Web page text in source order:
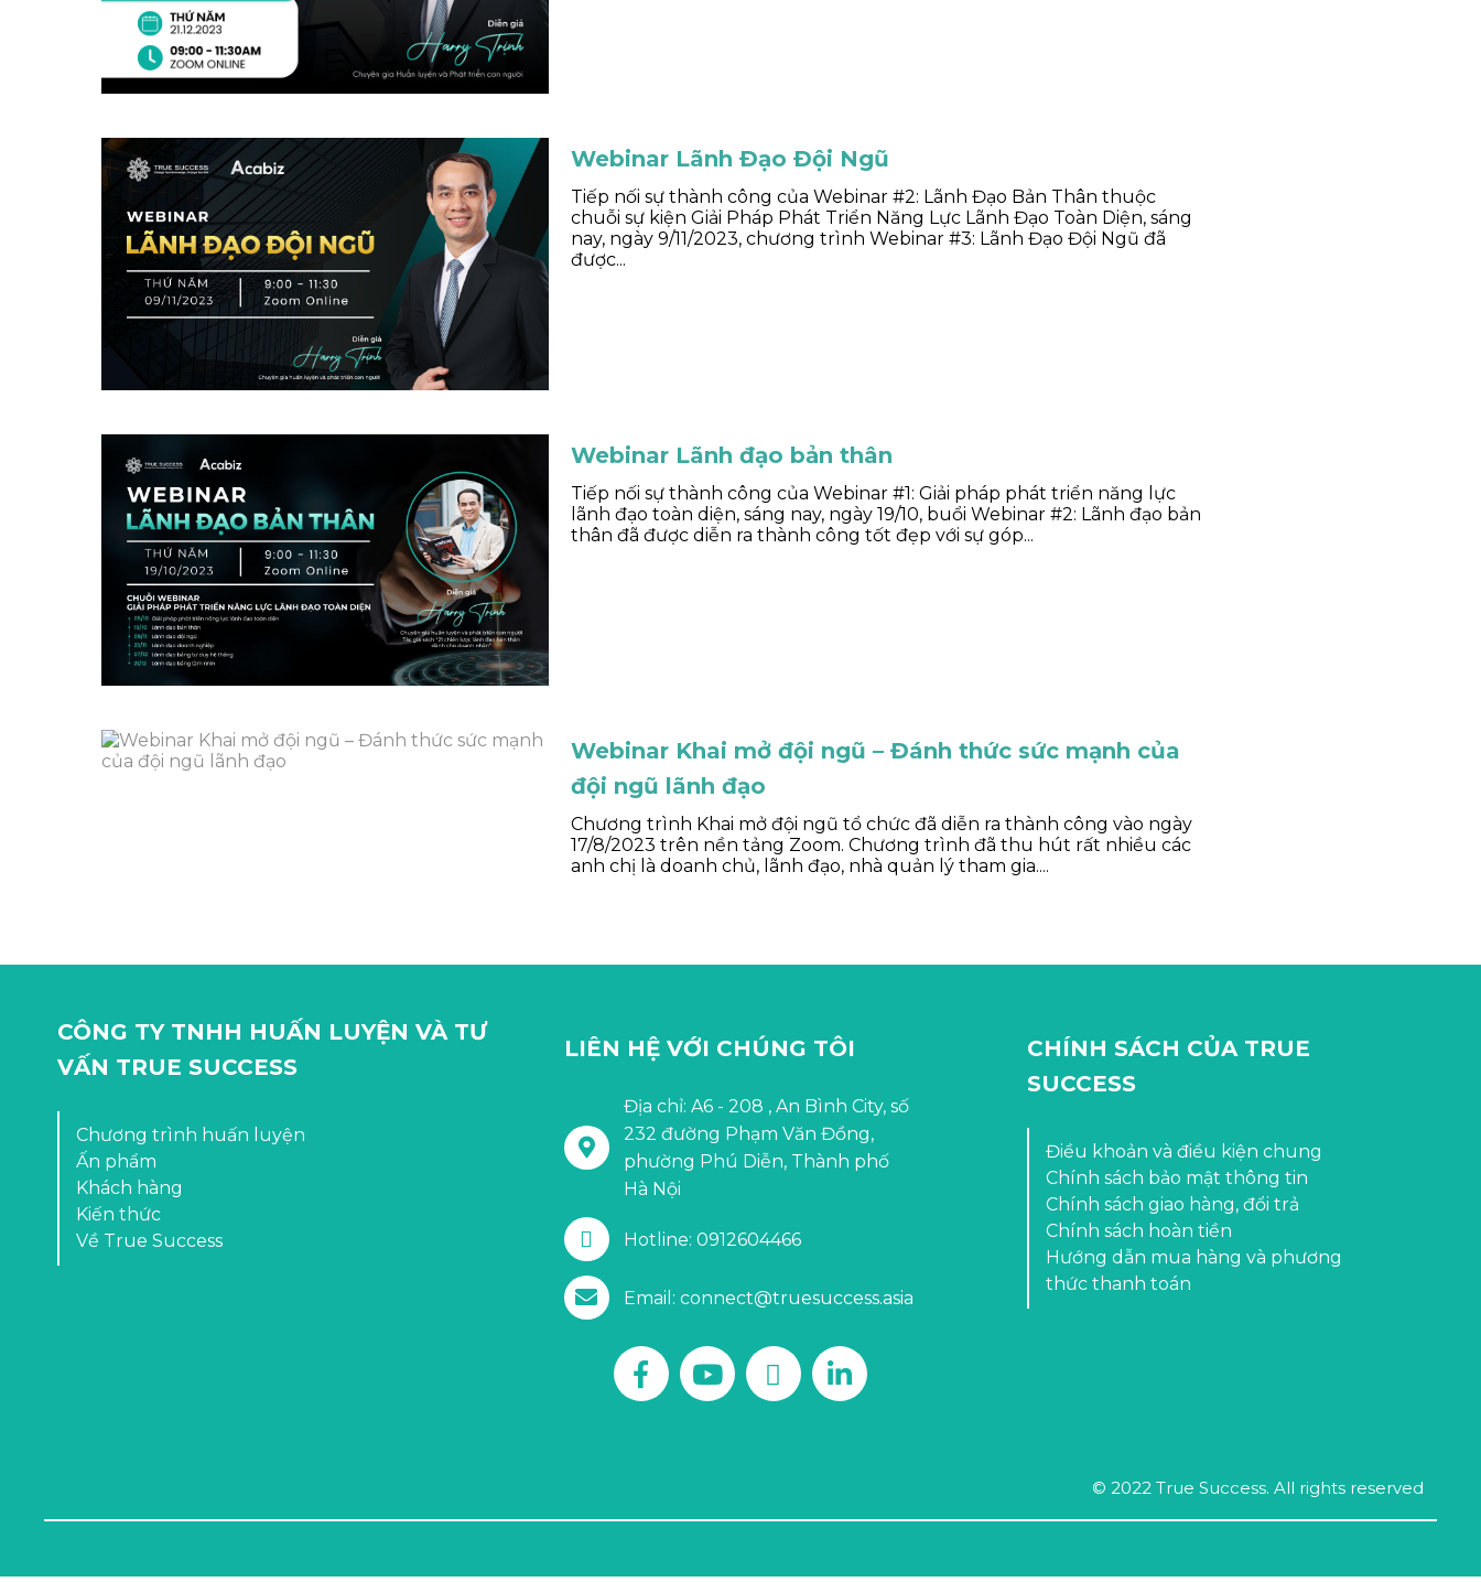
Webinar Lãnh Đạo Đội Ngũ
Tiếp nối sự thành công của Webinar #2: Lãnh Đạo Bản Thân thuộc
chuỗi sự kiện Giải Pháp Phát Triển Năng Lực Lãnh Đạo Toàn Diện, sáng
nay, ngày 9/11/2023, chương trình Webinar #3: Lãnh Đạo Đội Ngũ đã
được...
Webinar Lãnh đạo bản thân
Tiếp nối sự thành công của Webinar #1: Giải pháp phát triển năng lực
lãnh đạo toàn diện, sáng nay, ngày 19/10, buổi Webinar #2: Lãnh đạo bản
thân đã được diễn ra thành công tốt đẹp với sự góp...
Webinar Khai mở đội ngũ – Đánh thức sức mạnh của
đội ngũ lãnh đạo
Chương trình Khai mở đội ngũ tổ chức đã diễn ra thành công vào ngày
17/8/2023 trên nền tảng Zoom. Chương trình đã thu hút rất nhiều các
anh chị là doanh chủ, lãnh đạo, nhà quản lý tham gia....
CÔNG TY TNHH HUẤN LUYỆN VÀ TƯ
VẤN TRUE SUCCESS
Chương trình huấn luyện
Ấn phẩm
Khách hàng
Kiến thức
Về True Success
LIÊN HỆ VỚI CHÚNG TÔI
Địa chỉ: A6 - 208 , An Bình City, số
232 đường Phạm Văn Đồng,
phường Phú Diễn, Thành phố
Hà Nội
Hotline: 0912604466
Email: connect@truesuccess.asia
CHÍNH SÁCH CỦA TRUE
SUCCESS
Điều khoản và điều kiện chung
Chính sách bảo mật thông tin
Chính sách giao hàng, đổi trả
Chính sách hoàn tiền
Hướng dẫn mua hàng và phương
thức thanh toán
© 2022 True Success. All rights reserved